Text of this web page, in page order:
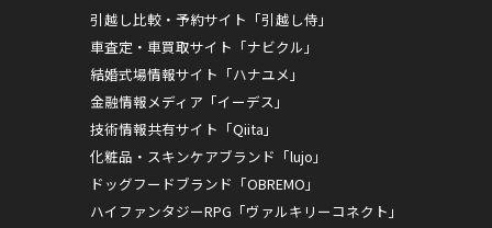
引越し比較・予約サイト「引越し侍」
車査定・車買取サイト「ナビクル」
結婚式場情報サイト「ハナユメ」
金融情報メディア「イーデス」
技術情報共有サイト「Qiita」
化粧品・スキンケアブランド「lujo」
ドッグフードブランド「OBREMO」
ハイファンタジーRPG「ヴァルキリーコネクト」